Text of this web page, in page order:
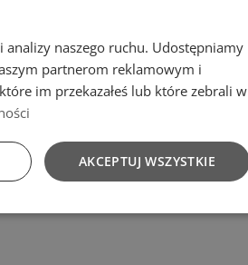
naszego ruchu. Udostępniamy
partnerom reklamowym i
im przekazałeś lub które zebrali w
AKCEPTUJ WSZYSTKIE